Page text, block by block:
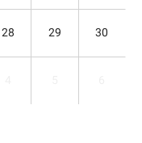
28 29 30